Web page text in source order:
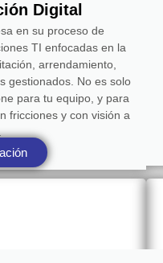
Digital
en su proceso de
TI enfocadas en la
arrendamiento,
gestionados. No es solo
para tu equipo, y para
fricciones y con visión a